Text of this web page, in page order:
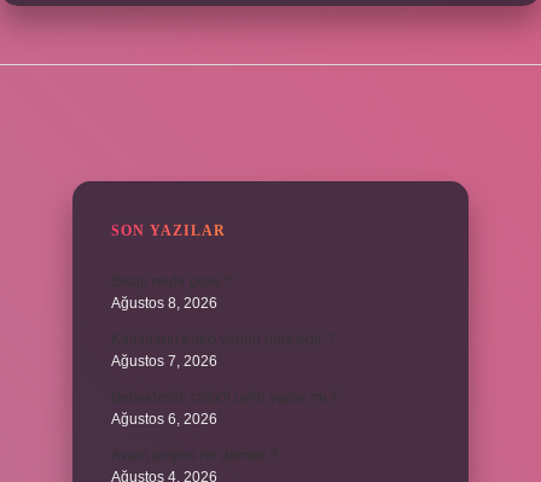
SON YAZILAR
Ağustos 8, 2026
Ağustos 7, 2026
Ağustos 6, 2026
Ağustos 4, 2026